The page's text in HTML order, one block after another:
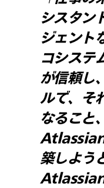
シスタン
ジェント
コシステ
が信頼し
ルで、そ
なること
築しよう